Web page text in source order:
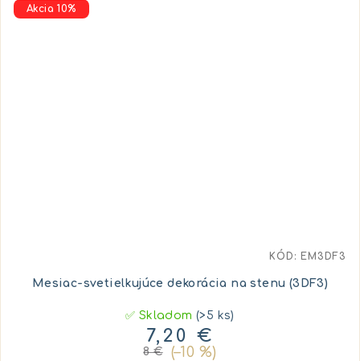
Akcia 10%
Mesiac-svetielkujúce dekorácia na stenu (3DF3)
✅ Skladom(>5 ks)
7,20 €
8 € (–10 %)
KÓD: EM3DF3